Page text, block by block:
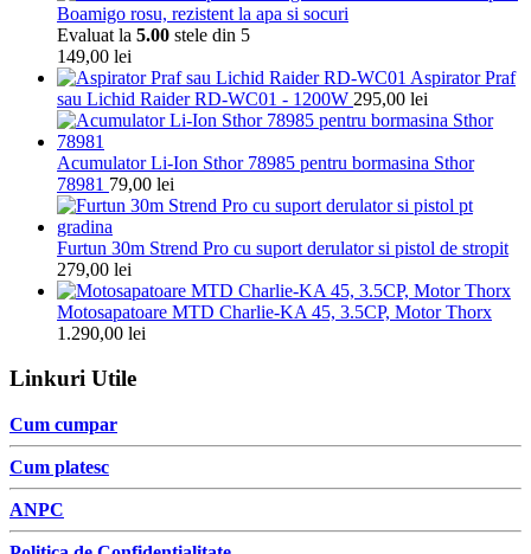
Boamigo rosu, rezistent la apa si socuri
Evaluat la 5.00 stele din 5
149,00 lei
Aspirator Praf
sau Lichid Raider RD-WC01 - 1200W 295,00 lei
Acumulator Li-Ion Sthor 78985 pentru bormasina Sthor
78981 79,00 lei
Furtun 30m Strend Pro cu suport derulator si pistol de stropit
279,00 lei
Motosapatoare MTD Charlie-KA 45, 3.5CP, Motor Thorx
1.290,00 lei
Linkuri Utile
Cum cumpar
Cum platesc
ANPC